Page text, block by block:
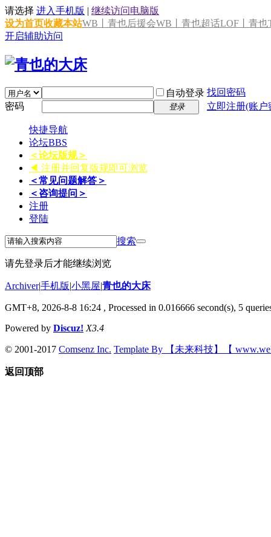
请选择 进入手机版 | 继续访问电脑版
设为首页收藏本站WB丨青也后援会WB丨青也超话LOF丨青也
开启辅助访问
自动登录 找回密码
密码
登录 立即注册(账
快捷导航
论坛BBS
＜论坛版规＞
◀ 注册并回复版规即可浏览
＜常见问题解答＞
＜咨询提问＞
注册
登陆
搜索
请先登录后才能继续浏览
Archiver|手机版|小黑屋|青也的大床
GMT+8, 2026-8-8 16:24 , Processed in 0.016666 second(s), 5
Powered by Discuz! X3.4
© 2001-2017 Comsenz Inc. Template By 【未来科技】【
返回顶部